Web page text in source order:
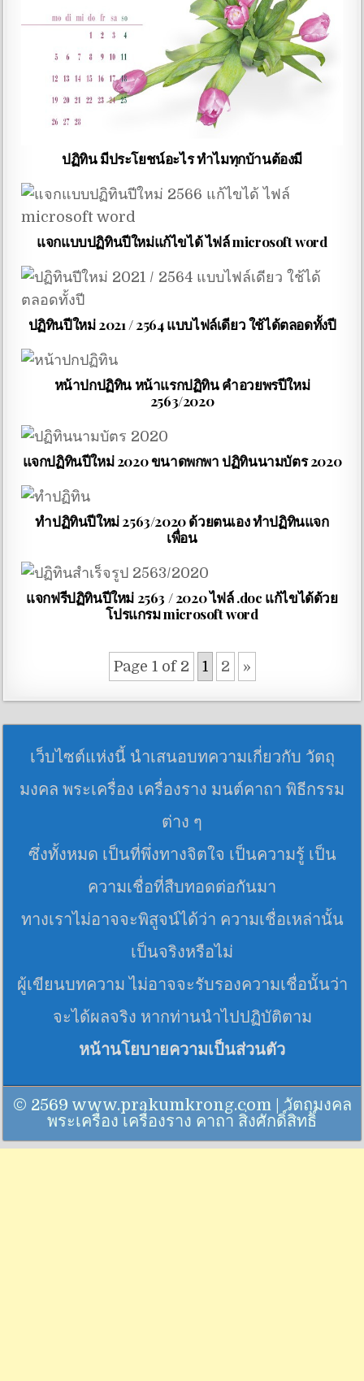
ปฏิทิน มีประโยชน์อะไร ทำไมทุกบ้านต้องมี
แจกแบบปฏิทินปีใหม่แก้ไขได้ ไฟล์ microsoft word
ปฏิทินปีใหม่ 2021 / 2564 แบบไฟล์เดียว ใช้ได้ตลอดทั้งปี
หน้าปกปฏิทิน หน้าแรกปฏิทิน คำอวยพรปีใหม่
2563/2020
แจกปฏิทินปีใหม่ 2020 ขนาดพกพา ปฏิทินนามบัตร 2020
ทำปฏิทินปีใหม่ 2563/2020 ด้วยตนเอง ทำปฏิทินแจก
เพื่อน
แจกฟรีปฏิทินปีใหม่ 2563 / 2020 ไฟล์ .doc แก้ไขได้ด้วย
โปรแกรม microsoft word
Page 1 of 2 1 2 »
เว็บไซต์แห่งนี้ นำเสนอบทความเกี่ยวกับ วัตถุ
มงคล พระเครื่อง เครื่องราง มนต์คาถา พิธีกรรม
ต่าง ๆ
ซึ่งทั้งหมด เป็นที่พึ่งทางจิตใจ เป็นความรู้ เป็น
ความเชื่อที่สืบทอดต่อกันมา
ทางเราไม่อาจจะพิสูจน์ได้ว่า ความเชื่อเหล่านั้น
เป็นจริงหรือไม่
ผู้เขียนบทความ ไม่อาจจะรับรองความเชื่อนั้นว่า
จะได้ผลจริง หากท่านนำไปปฏิบัติตาม
หน้านโยบายความเป็นส่วนตัว
© 2569 www.prakumkrong.com | วัตถุมงคล
พระเครื่อง เครื่องราง คาถา สิ่งศักดิ์สิทธิ์